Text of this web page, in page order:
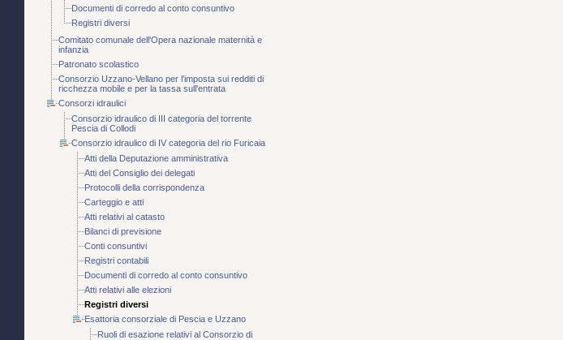
Documenti di corredo al conto consuntivo
Registri diversi
Comitato comunale dell'Opera nazionale maternità e
infanzia
Patronato scolastico
Consorzio Uzzano-Vellano per l'imposta sui redditi di
ricchezza mobile e per la tassa sull'entrata
Consorzi idraulici
Consorzio idraulico di III categoria del torrente
Pescia di Collodi
Consorzio idraulico di IV categoria del rio Furicaia
Atti della Deputazione amministrativa
Atti del Consiglio dei delegati
Protocolli della corrispondenza
Carteggio e atti
Atti relativi al catasto
Bilanci di previsione
Conti consuntivi
Registri contabili
Documenti di corredo al conto consuntivo
Atti relativi alle elezioni
Registri diversi
Esattoria consorziale di Pescia e Uzzano
Ruoli di esazione relativi al Consorzio di